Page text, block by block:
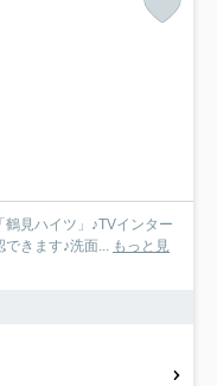
見ハイツ」♪TVインター
きます♪洗面... もっと見